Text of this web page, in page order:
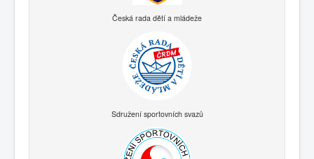
Česká rada dětí a mládeže
Sdružení sportovních svazů